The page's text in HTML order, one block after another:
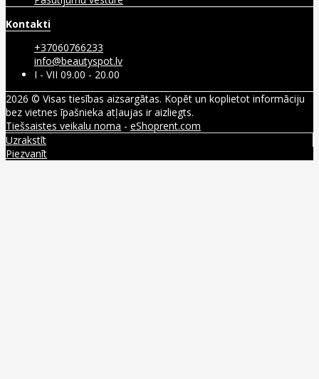
Kontakti
+37060766233
info@beautyspot.lv
I - VII 09.00 - 20.00
2026 © Visas tiesības aizsargātas. Kopēt un koplietot informāciju
bez vietnes īpašnieka atļaujas ir aizliegts.
Tiešsaistes veikalu noma - eShoprent.com
Uzrakstīt
Piezvanīt